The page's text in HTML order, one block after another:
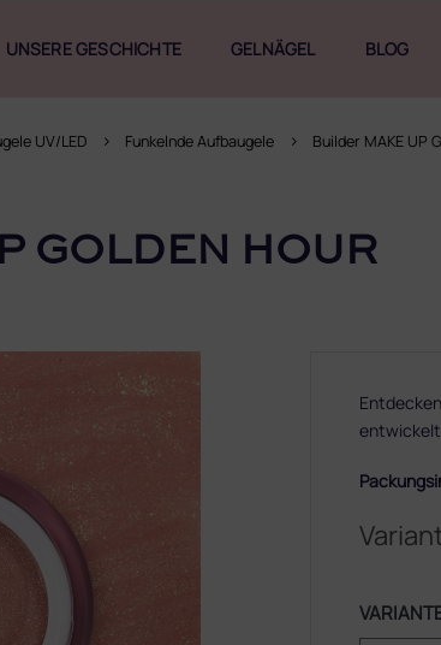
UNSERE GESCHICHTE GELNÄGEL BLOG
UV/LED Funkelnde Aufbaugele Builder MAKE UP
GOLDEN HOUR
entwickelt